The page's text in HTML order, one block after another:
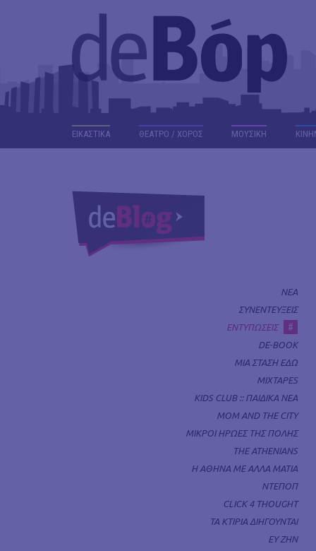
ΕΙΚΑΣΤΙΚΑ ΘΕΑΤΡΟ / ΧΟΡΟΣ ΜΟΥΣΙΚΗ
ΝΕΑ
ΣΥΝΕΝΤΕΥΞΕΙΣ
ΕΝΤΥΠΩΣΕΙΣ
#
DE-BOOK
ΜΙΑ ΣΤΑΣΗ ΕΔΩ
MIXTAPES
KIDS CLUB :: ΠΑΙΔΙΚΑ ΝΕΑ
MOM AND THE CITY
ΜΙΚΡΟΙ ΗΡΩΕΣ ΤΗΣ ΠΟΛΗΣ
THE ATHENIANS
Η ΑΘΗΝΑ ΜΕ ΑΛΛΑ ΜΑΤΙΑ
ΝΤΕΠΟΠ
CLICK 4 THOUGHT
ΤΑ ΚΤΙΡΙΑ ΔΙΗΓΟΥΝΤΑΙ
ΕΥ ΖΗΝ